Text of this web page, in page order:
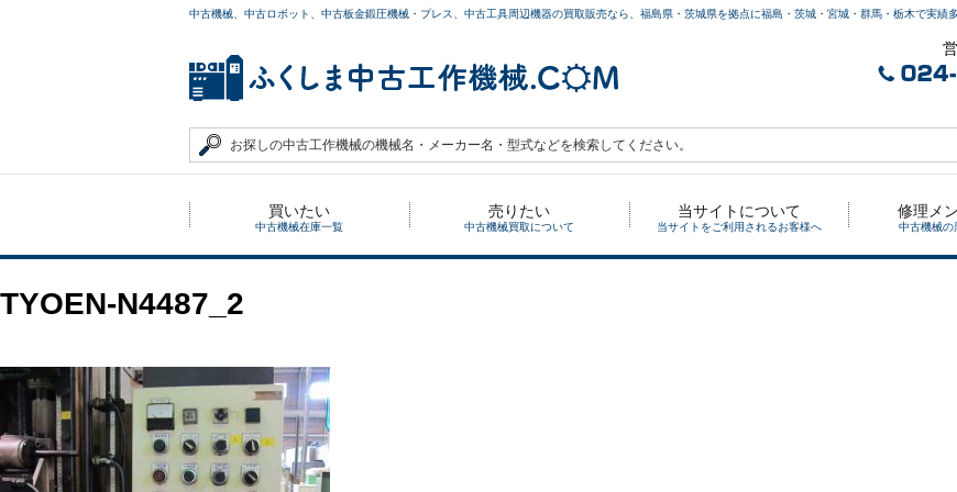
中古機械、中古ロボット、中古板金鍛圧機械・プレス、中古工具周辺機器の買取販売なら、福島県・茨城県を拠点に福島・茨城・宮城・群馬・栃木で実績多
買いたい
中古機械在庫一覧
売りたい
中古機械買取について
当サイトについて
当サイトをご利用されるお客様へ
修理メ
中古機械の
TYOEN-N4487_2